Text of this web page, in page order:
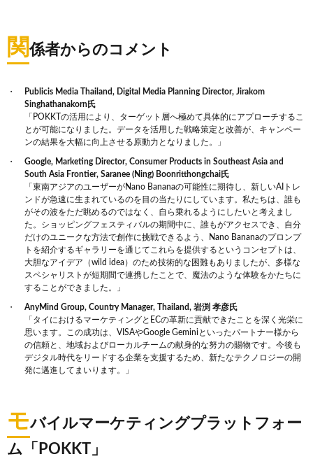
関係者からのコメント
Publicis Media Thailand, Digital Media Planning Director, Jirakom
Singhathanakorn氏
「POKKTの活用により、ターゲット層へ極めて具体的にアプローチするこ
とが可能になりました。データを活用した戦略策定と改善が、キャンペー
ンの結果を大幅に向上させる原動力となりました。」
Google, Marketing Director, Consumer Products in Southeast Asia and
South Asia Frontier, Saranee (Ning) Boonritthongchai氏
「東南アジアのユーザーがNano Bananaの可能性に期待し、新しいAIトレ
ンドが急速に生まれているのを目の当たりにしています。私たちは、誰も
がその波をただ眺めるのではなく、自ら乗れるようにしたいと考えまし
た。ショッピングフェスティバルの期間中に、誰もがアクセスでき、自分
だけのユニークな方法で創作に挑戦できるよう、Nano Bananaのプロンプ
トを紹介するギャラリーを通じてこれらを提供するというコンセプトは、
大胆なアイデア（wild idea）のため技術的な困難もありましたが、多様な
スペシャリストが短期間で連携したことで、魔法のような体験をかたちに
することができました。」
AnyMind Group, Country Manager, Thailand, 岩渕 孝彦氏
「タイにおけるマーケティングとECの革新に貢献できたことを深く光栄に
思います。この成功は、VISAやGoogle Geminiといったパートナー様から
の信頼と、地域およびローカルチームの献身的な努力の賜物です。今後も
デジタル時代をリードする企業を支援するため、新たなテクノロジーの開
発に邁進してまいります。」
モバイルマーケティングプラットフォー
ム「POKKT」